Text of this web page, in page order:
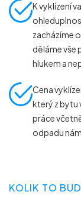
K vyklízení
zacházíme
děláme vše
hlukem a
Cena
který z bytu
práce
odpadu
KOLIK TO